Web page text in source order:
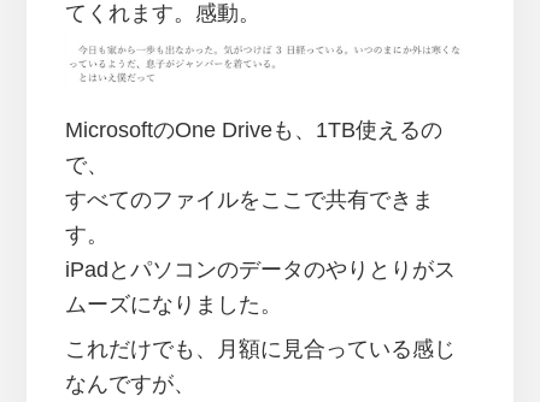
てくれます。感動。
MicrosoftのOne Driveも、1TB使えるの
で、
すべてのファイルをここで共有できま
す。
iPadとパソコンのデータのやりとりがス
ムーズになりました。
これだけでも、月額に見合っている感じ
なんですが、